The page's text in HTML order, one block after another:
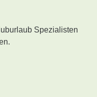
Spezialisten